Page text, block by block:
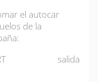
el autocar
de la
salida